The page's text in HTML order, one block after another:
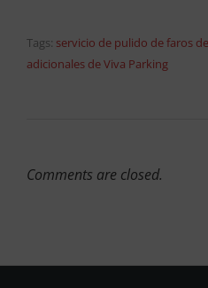
Tags: servicio de pulido de faros
adicionales de Viva Parking
Comments are closed.